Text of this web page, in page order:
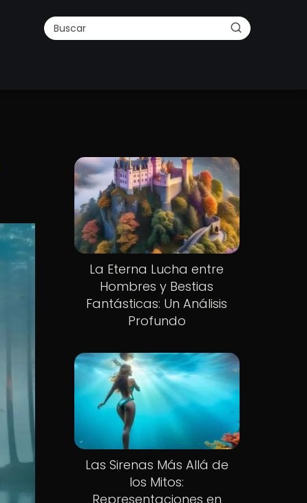
La Eterna Lucha entre
Hombres y Bestias
Fantásticas: Un Análisis
Profundo
Las Sirenas Más Allá de
los Mitos:
Representaciones en